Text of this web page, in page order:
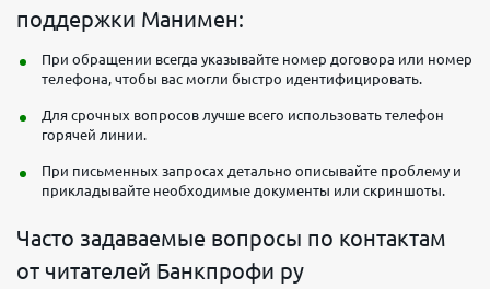
поддержки Манимен:
При обращении всегда указывайте номер договора или номер
телефона, чтобы вас могли быстро идентифицировать.
Для срочных вопросов лучше всего использовать телефон
горячей линии.
При письменных запросах детально описывайте проблему и
прикладывайте необходимые документы или скриншоты.
Часто задаваемые вопросы по контактам
от читателей Банкпрофи ру